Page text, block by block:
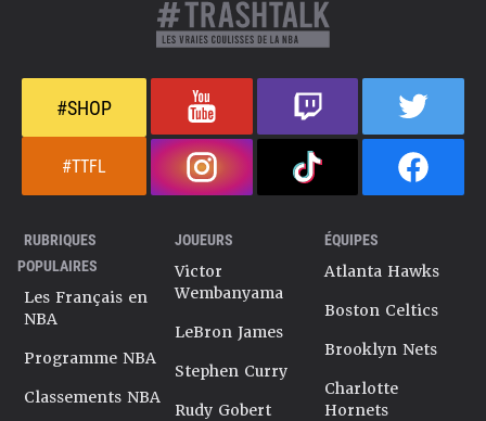
#SHOP
#TTFL
RUBRIQUES
POPULAIRES
Les Français en
NBA
Programme NBA
Classements NBA
JOUEURS
Victor
Wembanyama
LeBron James
Stephen Curry
Rudy Gobert
ÉQUIPES
Atlanta Hawks
Boston Celtics
Brooklyn Nets
Charlotte
Hornets